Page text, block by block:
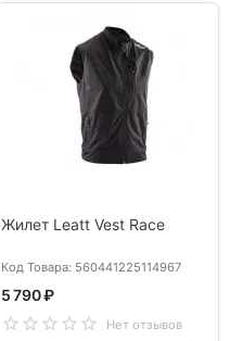
Жилет Leatt Vest Race
Код Товара: 560441225114967
5 790 ₽
Нет отзывов